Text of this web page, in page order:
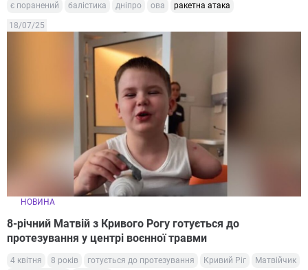
є поранений балістика дніпро ова ракетна атака
18/07/25
НОВИНА
8-річний Матвій з Кривого Рогу готується до
протезування у центрі воєнної травми
4 квітня 8 років готується до протезування Кривий Ріг
Матвійчик